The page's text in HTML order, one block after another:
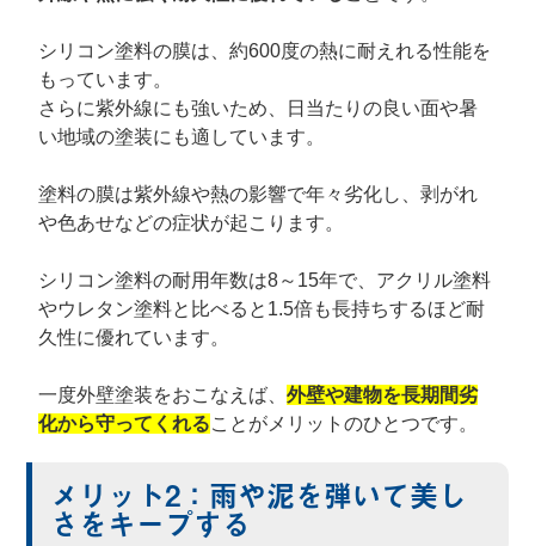
シリコン塗料の膜は、約600度の熱に耐えれる性能を
もっています。
さらに紫外線にも強いため、日当たりの良い面や暑
い地域の塗装にも適しています。
塗料の膜は紫外線や熱の影響で年々劣化し、剥がれ
や色あせなどの症状が起こります。
シリコン塗料の耐用年数は8～15年で、アクリル塗料
やウレタン塗料と比べると1.5倍も長持ちするほど耐
久性に優れています。
一度外壁塗装をおこなえば、外壁や建物を長期間劣
化から守ってくれることがメリットのひとつです。
メリット2：雨や泥を弾いて美し
さをキープする